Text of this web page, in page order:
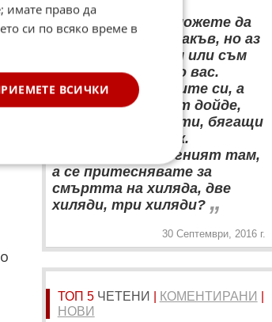
“ Вие, САЩ, ЕС, можете да
ме наричате всякакъв, но аз
никога не съм бил или съм
лицемерен спрямо вас.
Затваряте вратите си, а
когато моментът дойде,
там има имигранти, бягащи
от Близкия изток.
Оставяте ги да гният там,
а се притеснявате за
смъртта на хиляда, две
хиляди, три хиляди? „
30 Септември, 2016 г.
ТОП 5 ЧЕТЕНИ КОМЕНТИРАНИ
НОВИ
имате право да
си по всяко време в
ВСИЧКИ